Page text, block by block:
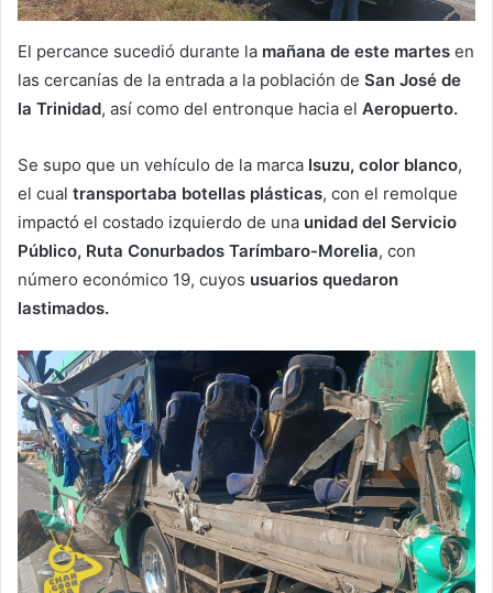
El percance sucedió durante la mañana de este martes en
las cercanías de la entrada a la población de San José de
la Trinidad, así como del entronque hacia el Aeropuerto.
Se supo que un vehículo de la marca Isuzu, color blanco,
el cual transportaba botellas plásticas, con el remolque
impactó el costado izquierdo de una unidad del Servicio
Público, Ruta Conurbados Tarímbaro-Morelia, con
número económico 19, cuyos usuarios quedaron
lastimados.